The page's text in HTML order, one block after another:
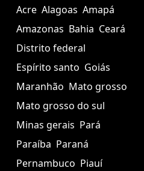
Acre Alagoas Amapá
Amazonas Bahia Ceará
Distrito federal
Espírito santo Goiás
Maranhão Mato grosso
Mato grosso do sul
Minas gerais Pará
Paraíba Paraná
Pernambuco Piauí